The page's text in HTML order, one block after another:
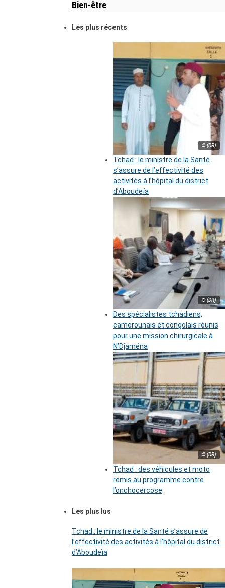
Bien-être
Les plus récents
© (DR)
Tchad : le ministre de la Santé
s’assure de l’effectivité des
activités à l’hôpital du district
d’Aboudeïa
© (DR)
Des spécialistes tchadiens,
camerounais et congolais réunis
pour une mission chirurgicale à
N’Djaména
© (DR)
Tchad : des véhicules et moto
remis au programme contre
l’onchocercose
Les plus lus
Tchad : le ministre de la Santé s’assure de
l’effectivité des activités à l’hôpital du district
d’Aboudeïa